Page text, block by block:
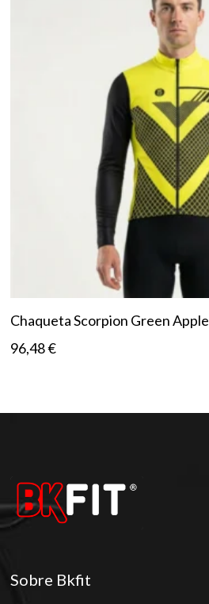
Chaqueta Scorpion Green Apple
96,48€
Sobre Bkfit